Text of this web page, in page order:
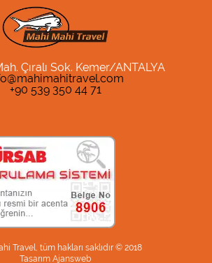
Çıralı Sok. Kemer/ANTALYA
+90 539 350 44 71
Travel, tüm hakları saklıdır © 2018
Tasarım Ajansweb